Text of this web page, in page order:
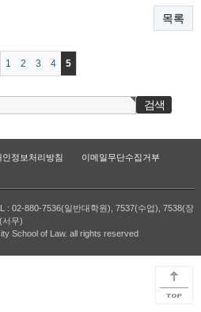
목록
1 2 3 4 5
인정보처리방침
이메일무단수집거부
: 02-880-7536(일반대학원), 7537(수업), 7538(장
서무)
School of Law. all rights reserved